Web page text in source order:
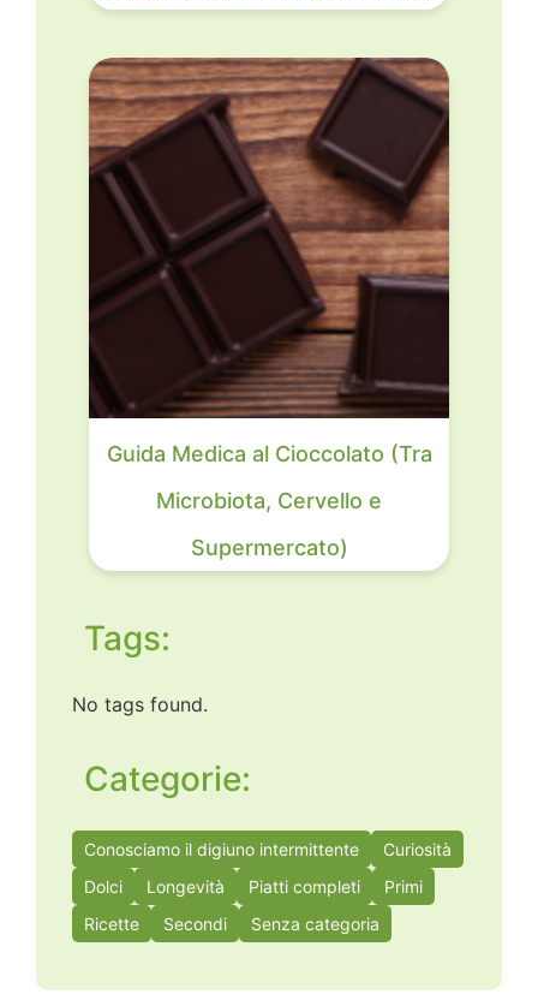
Guida Medica al Cioccolato (Tra
Microbiota, Cervello e
Supermercato)
Tags:
No tags found.
Categorie:
Conosciamo il digiuno intermittente
Curiosità
Dolci
Longevità Piatti completi
Primi
Ricette
Secondi Senza categoria